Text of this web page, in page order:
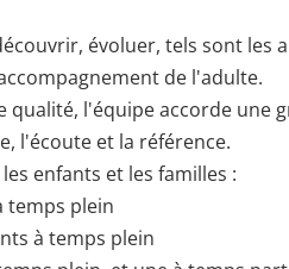
évoluer, tels sont les
de l'adulte.
l'équipe accorde une
l'écoute et la référence.
enfants et les familles :
temps plein
à temps plein